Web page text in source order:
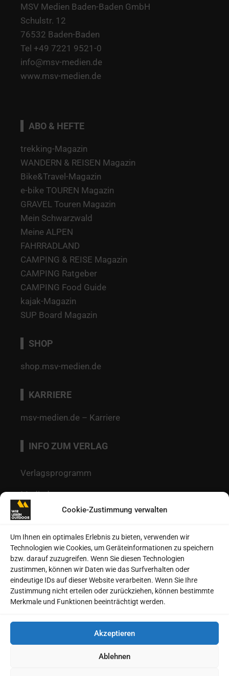
Cookie-Zustimmung verwalten
Um Ihnen ein optimales Erlebnis zu bieten, verwenden wir
Technologien wie Cookies, um Geräteinformationen zu speichern
bzw. darauf zuzugreifen. Wenn Sie diesen Technologien
zustimmen, können wir Daten wie das Surfverhalten oder
eindeutige IDs auf dieser Website verarbeiten. Wenn Sie Ihre
Zustimmung nicht erteilen oder zurückziehen, können bestimmte
Merkmale und Funktionen beeinträchtigt werden.
Akzeptieren
Ablehnen
MSV Medien Baden-Baden GmbH
Schulstr. 12
76532 Baden-Baden
Tel +49 7221 9521-0
info@msv-medien.de
www.msv-medien.de
ABO & HEFTE
trekking-Magazin
WANDERN & REISEN Magazin
Bike&Travel-Magazin
e-bike TOUREN Magazin
GRAVEL Touren Magazin
Mein Schwarzwald
Meine ALPEN
FAHRRADLAND
CAMPING & REISE Magazin
CAMPING Ratgeber
CAMPING Food Guide
kajak-Magazin
SUP Board Magazin
SHOP
shop.msv-medien.de
KARRIERE
msv-medien.de – Karriere
INFO ZUM VERLAG
Verlagsprogramm
Mediadaten
Redaktion
Kontakt
Autoren
Datenschutz
Impressum
Heftarchive
Cookie-Richtlinie (EU)